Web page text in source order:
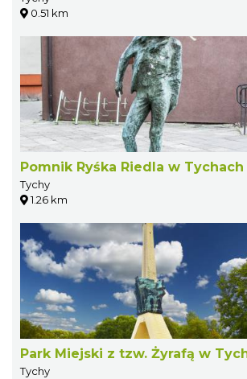
0.51 km
Pomnik Ryśka Riedla w Tychach
Tychy
1.26 km
Park Miejski z tzw. Żyrafą w
Tychy